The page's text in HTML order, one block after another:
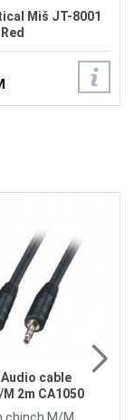
Miš JT-8001
cable
2m CA1050
chinch M/M,